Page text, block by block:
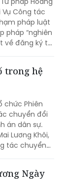
Vụ Công tác
pháp luật
pháp “nghiên
về đăng ký tài
trong hệ
chức Phiên
chuyển đổi
án dân sự.
Lương Khôi,
tác chuyển
Ngày